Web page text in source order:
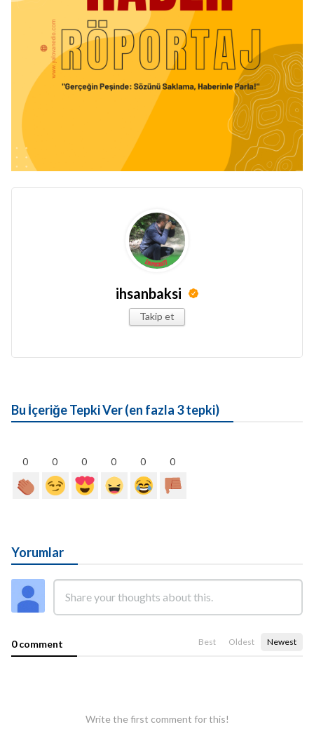
ihsanbaksi
Takip et
Bu İçeriğe Tepki Ver (en fazla 3 tepki)
0 0 0 0 0 0
Yorumlar
0 comment Best Oldest Newest
Write the first comment for this!